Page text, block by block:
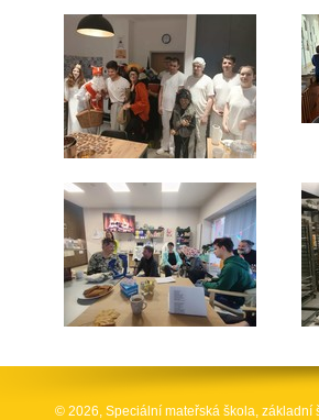
© 2026, Speciální mateřská škola, základní